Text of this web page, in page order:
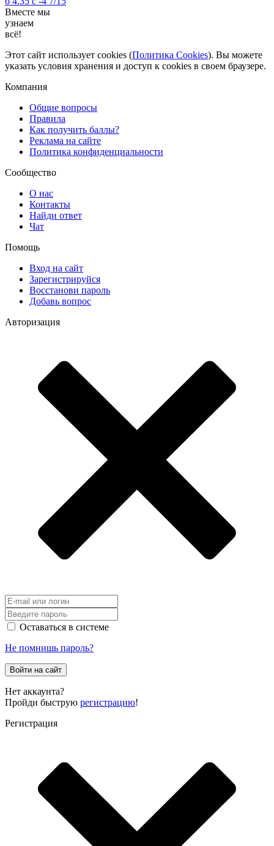
Вместе мы
узнаем
всё!
Этот сайт использует cookies (Политика Cookies). Вы можете
указать условия хранения и доступ к cookies в своем браузере.
Компания
Общие вопросы
Правила
Как получить баллы?
Реклама на сайте
Политика конфиденциальности
Сообщество
О нас
Контакты
Найди ответ
Чат
Помощь
Вход на сайт
Зарегистрируйся
Восстанови пароль
Добавь вопрос
Авторизация
Оставаться в системе
Не помнишь пароль?
Войти на сайт
Нет аккаунта?
Пройди быструю регистрацию!
Регистрация